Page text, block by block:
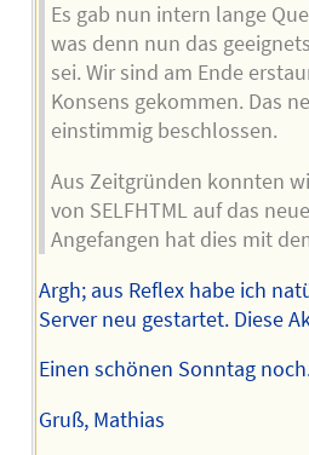
Es gab nun intern lange
was denn nun das
sei. Wir sind am Ende
Konsens gekommen. Das
einstimmig beschlossen.
Aus Zeitgründen konnten
von SELFHTML auf das
Angefangen hat dies mit
Argh; aus Reflex habe ich
Server neu gestartet. Diese
Einen schönen Sonntag
Gruß, Mathias